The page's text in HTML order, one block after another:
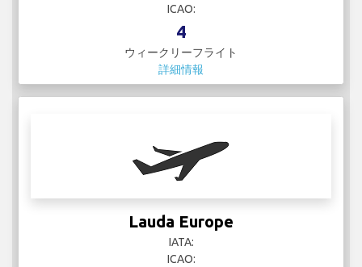
ICAO:
4
ウィークリーフライト
詳細情報
Lauda Europe
IATA:
ICAO: